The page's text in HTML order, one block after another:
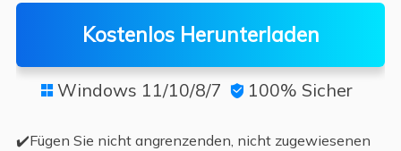
Kostenlos Herunterladen
 Windows 11/10/8/7  100% Sicher
✔️Fügen Sie nicht angrenzenden, nicht zugewiesenen